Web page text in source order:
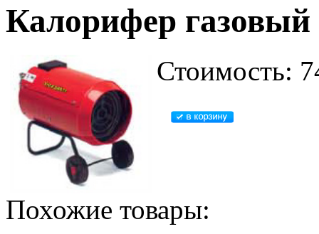
Калорифер газовый
Стоимость:
Похожие товары: